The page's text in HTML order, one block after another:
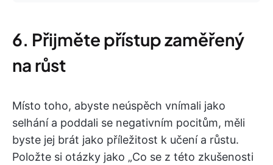
6. Přijměte přístup zaměřený
na růst
Místo toho, abyste neúspěch vnímali jako
selhání a poddali se negativním pocitům, měli
byste jej brát jako příležitost k učení a růstu.
Položte si otázky jako „Co se z této zkušenosti